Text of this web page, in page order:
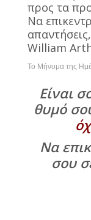
προς τα
Να
William
Το Μήνυμα της
Είναι
θυμό
Να
σου